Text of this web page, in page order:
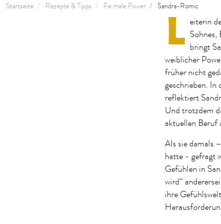
Startseite Rezepte & Tipps Fe:male Power Sandra-Romic
L eiterin
Sohnes,
bringt
weiblicher
früher nicht
geschrieben. In
reflektiert
Und trotzdem
aktuellen Beruf
Als sie damals
hatte - gefragt
Gefühlen in
wird“
ihre